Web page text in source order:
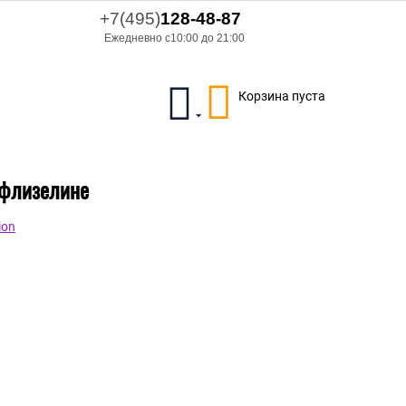
+7(495)128-48-87
Ежедневно с10:00 до 21:00
Корзина пуста